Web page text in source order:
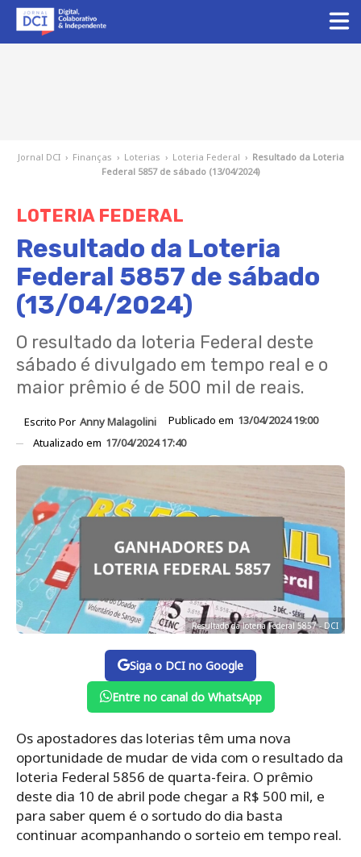
Jornal DCI › Finanças › Loterias › Loteria Federal › Resultado da Loteria
Federal 5857 de sábado (13/04/2024)
LOTERIA FEDERAL
Resultado da Loteria
Federal 5857 de sábado
(13/04/2024)
O resultado da loteria Federal deste
sábado é divulgado em tempo real e o
maior prêmio é de 500 mil de reais.
Escrito Por Anny Malagolini Publicado em 13/04/2024 19:00
Atualizado em 17/04/2024 17:40
Resultado da loteria Federal 5857 - DCI
Siga o DCI no Google
Entre no canal do WhatsApp
Os apostadores das loterias têm uma nova
oportunidade de mudar de vida com o resultado da
loteria Federal 5856 de quarta-feira. O prêmio
deste dia 10 de abril pode chegar a R$ 500 mil, e
para saber quem é o sortudo do dia basta
continuar acompanhando o sorteio em tempo real.